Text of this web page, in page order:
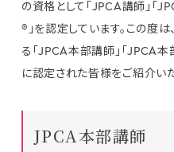
の資格として「JPCA講師」「
®」を認定しています。この度
る「JPCA本部講師」「JPCA本
に認定された皆様をご紹介いた
JPCA本部講師